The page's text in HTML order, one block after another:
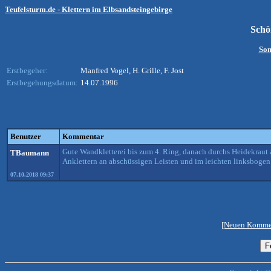
Teufelsturm.de - Klettern im Elbsandsteingebirge
Erstbegeher:
Manfred Vogel, H. Grille, F. Jost
Erstbegehungsdatum: 14.07.1996
Benutzer
Kommentar
TBaumann
07.10.2018 09:37
Gute Wandkletterei bis zum 4. Ring, danach durchs
Anklettern an abschüssigen Leisten und im leichten
[Neuen